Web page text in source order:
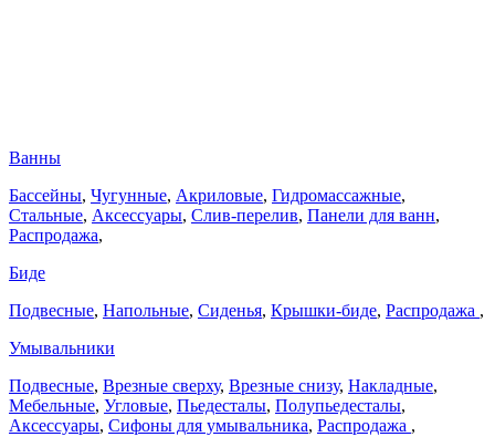
Ванны
Бассейны, Чугунные, Акриловые, Гидромассажные,
Стальные, Аксессуары, Слив-перелив, Панели для ванн,
Распродажа,
Биде
Подвесные, Напольные, Сиденья, Крышки-биде, Распродажа ,
Умывальники
Подвесные, Врезные сверху, Врезные снизу, Накладные,
Мебельные, Угловые, Пьедесталы, Полупьедесталы,
Аксессуары, Сифоны для умывальника, Распродажа ,